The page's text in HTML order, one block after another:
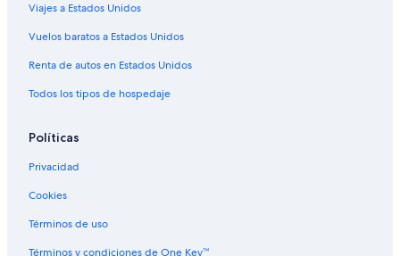
Viajes a Estados Unidos
Vuelos baratos a Estados Unidos
Renta de autos en Estados Unidos
Todos los tipos de hospedaje
Políticas
Privacidad
Cookies
Términos de uso
Términos y condiciones de One Key™